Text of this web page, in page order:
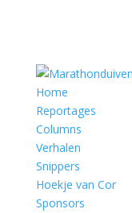
Home
Reportages
Columns
Verhalen
Snippers
Hoekje van Cor
Sponsors